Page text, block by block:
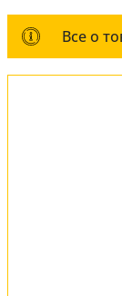
Все о
Все о